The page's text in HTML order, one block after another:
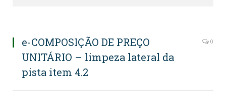
e-COMPOSIÇÃO DE PREÇO
UNITÁRIO – limpeza lateral da
pista item 4.2
0